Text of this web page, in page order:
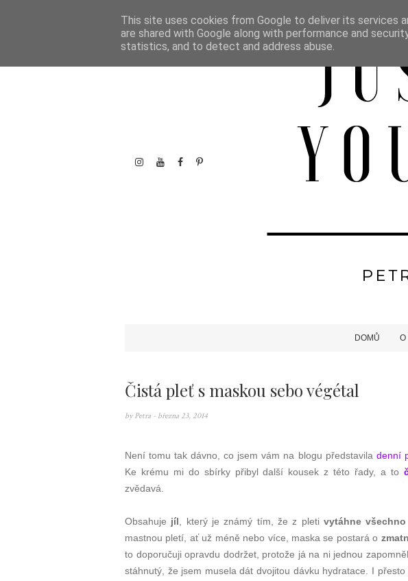
DOMŮ O
Čistá pleť s maskou sebo végétal
by Petra - března 23, 2014
Není tomu tak dávno, co jsem vám na blogu představila denní
Ke krému mi do sbírky přibyl další kousek z této řady, a to
zvědavá.
Obsahuje jíl , který je známý tím, že z pleti vytáhne
mastnou pletí, ať už méně nebo více, maska se postará o
to doporučuji opravdu dodržet, protože já na ni jednou
stáhnutý, že jsem musela dát dvojitou dávku hydratace. I
This site uses cookies from Google to deliver its services
are shared with Google along with performance and
statistics, and to detect and address abuse.